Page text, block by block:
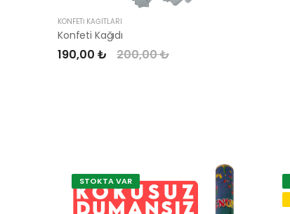
KONFETI KAĞITLARI
Konfeti Kağıdı
190,00 ₺ 200,00 ₺
STOKTA VAR